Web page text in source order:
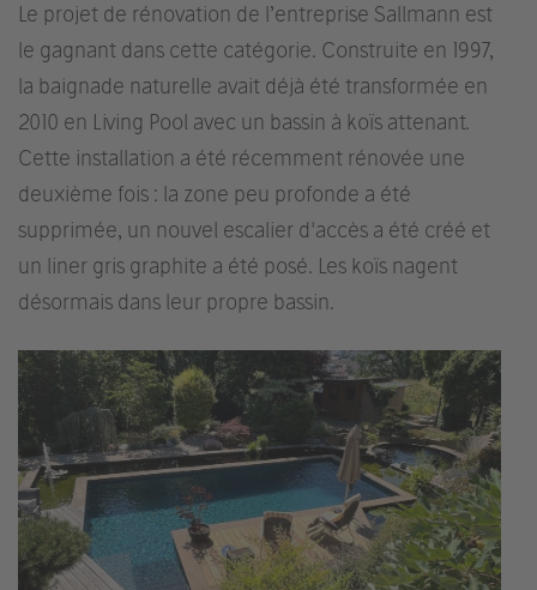
Le projet de rénovation de l’entreprise Sallmann est
le gagnant dans cette catégorie. Construite en 1997,
la baignade naturelle avait déjà été transformée en
2010 en Living Pool avec un bassin à koïs attenant.
Cette installation a été récemment rénovée une
deuxième fois : la zone peu profonde a été
supprimée, un nouvel escalier d'accès a été créé et
un liner gris graphite a été posé. Les koïs nagent
désormais dans leur propre bassin.